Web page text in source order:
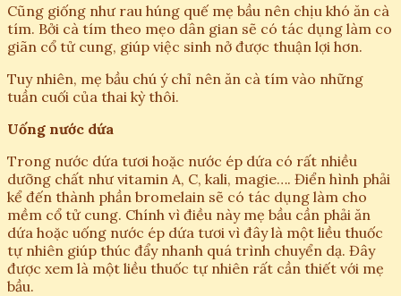
Cũng giống như rau húng quế mẹ bầu nên chịu khó ăn cà
tím. Bởi cà tím theo mẹo dân gian sẽ có tác dụng làm co
giãn cổ tử cung, giúp việc sinh nở được thuận lợi hơn.
Tuy nhiên, mẹ bầu chú ý chỉ nên ăn cà tím vào những
tuần cuối của thai kỳ thôi.
Uống nước dứa
Trong nước dứa tươi hoặc nước ép dứa có rất nhiều
dưỡng chất như vitamin A, C, kali, magie…. Điển hình phải
kể đến thành phần bromelain sẽ có tác dụng làm cho
mềm cổ tử cung. Chính vì điều này mẹ bầu cần phải ăn
dứa hoặc uống nước ép dứa tươi vì đây là một liều thuốc
tự nhiên giúp thúc đẩy nhanh quá trình chuyển dạ. Đây
được xem là một liều thuốc tự nhiên rất cần thiết với mẹ
bầu.